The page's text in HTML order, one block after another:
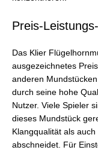
Preis-
Das Klier
ausgezeichnetes
anderen
durch seine hohe
Nutzer. Viele Spieler
dieses Mundstück
Klangqualität als
abschneidet. Für